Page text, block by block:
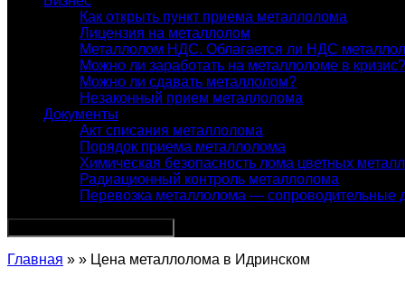
Как открыть пункт приема металлолома
Лицензия на металлолом
Металлолом НДС. Облагается ли НДС
Можно ли заработать на металлоломе в кризис?
Можно ли сдавать металлолом?
Незаконный прием металлолома
Документы
Акт списания металлолома
Порядок приема металлолома
Химическая безопасность лома цветных
Радиационный контроль металлолома
Перевозка металлолома — сопроводительные
Главная » » Цена металлолома в Идринском